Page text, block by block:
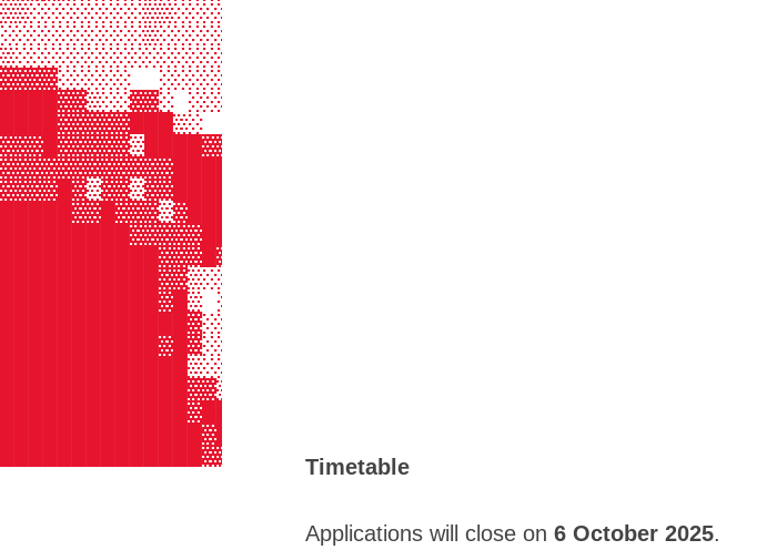
▒▒░░░░░░░░▒▒░░░░░░░░░░░░░░░░░░░░░░░░░░▓██▒░  ░░
░░░░░░░░░░▒░░░░░░░░░░░░░░░░░░░░░░░░░░░▒▒░ ░░
▒░░░░░░░░░░░░░░░░░░░░░░░ ░░░░  ░░░░░░░░ ░
▓▓▓▓░░░░░  ░░░░░░░░░░    ░   ░▒▒░░░░░░░░░░░
████▓▓▒░░▓▓░ ░░░░░░░▒▒░░  ░░▒▒░░░░░░░░░░░░░░░░░░
████▓▓▓▓▓███▒░
▓▓▓█▓▓▓▓▓▒████▓▓▒░░░░░░░░░░
▓▓▓▓▓▓▓▓▓▓▓▓█████▓░░░░░░░
█████▓▓█▓▓▓▒▓██████▒
███████████▓▓▓█▓▒░
███████████▓█▒
Timetable
Applications will close on 6 October 2025.